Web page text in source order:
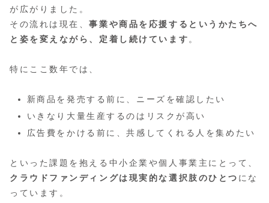
が広がりました。
その流れは現在、事業や商品を応援するというかたちへ
と姿を変えながら、定着し続けています 。
特にここ数年では、
新商品を発売する前に、ニーズを確認したい
いきなり大量生産するのはリスクが高い
広告費をかける前に、共感してくれる人を集めたい
といった課題を抱える中小企業や個人事業主にとって、
クラウドファンディングは現実的な選択肢のひとつ にな
っています。